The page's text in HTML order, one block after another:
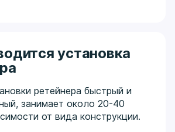
установка
ретейнера быстрый и
занимает около 20-40
от вида конструкции.